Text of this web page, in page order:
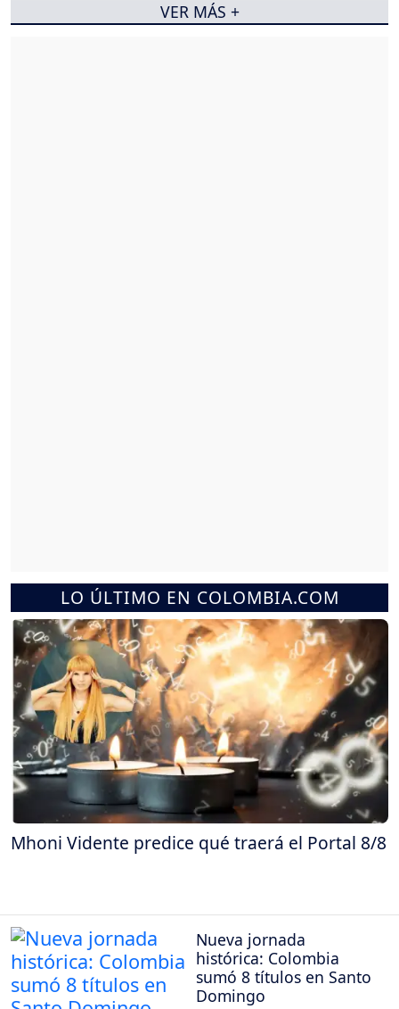
LO ÚLTIMO EN COLOMBIA.COM
Mhoni Vidente predice qué traerá el Portal 8/8
Nueva jornada
histórica: Colombia
sumó 8 títulos en Santo
Domingo
VER MÁS +